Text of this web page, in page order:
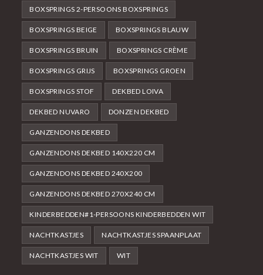
BOXSPRINGS 2-PERSOONS BOXSPRINGS
BOXSPRINGS BEIGE BOXSPRINGS BLAUW
BOXSPRINGS BRUIN BOXSPRINGS CRÈME
BOXSPRINGS GRIJS BOXSPRINGS GROEN
BOXSPRINGS STOF DEKBED LOIVA
DEKBED NUVARO DONZEN DEKBED
GANZENDONS DEKBED
GANZENDONS DEKBED 140X220 CM
GANZENDONS DEKBED 240X200
GANZENDONS DEKBED 270X240 CM
KINDERBEDDEN#1-PERSOONS KINDERBEDDEN WIT
NACHTKASTJES NACHTKASTJES SPAANPLAAT
NACHTKASTJES WIT WIT